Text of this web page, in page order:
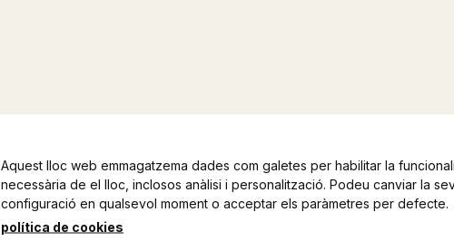
Aquest lloc web emmagatzema dades com galetes per habilitar la
necessària de el lloc, inclosos anàlisi i personalització. Podeu canviar la
configuració en qualsevol moment o acceptar els paràmetres per defecte.
política de cookies